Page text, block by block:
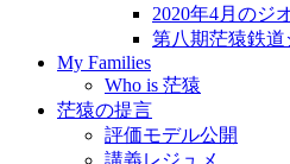
2020年4月のジ
第八期茫猿鉄
My Families
Who is 茫猿
茫猿の提言
評価モデル公開
講義レジュメ